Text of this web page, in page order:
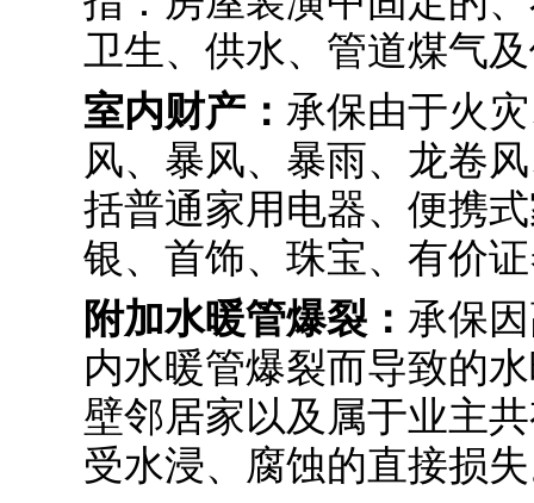
卫生、供水、管道煤气
室内财产： 承保由于火
风、暴风、暴雨、龙卷
括普通家用电器、便携
银、首饰、珠宝、有价
附加水暖管爆裂： 承保
内水暖管爆裂而导致的
壁邻居家以及属于业主
受水浸、腐蚀的直接损